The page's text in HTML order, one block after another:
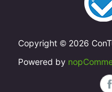
Copyright © 2026
Powered by